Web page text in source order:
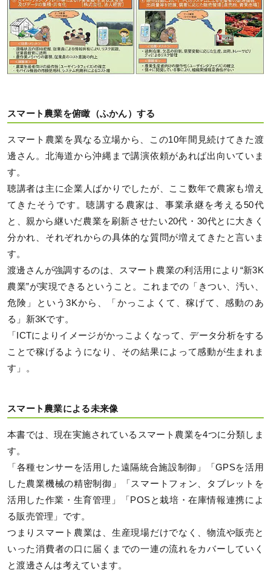
スマート農業を俯瞰（ふかん）する
スマート農業を異なる立場から、この10年間見続けてきた渡
邊さん。北海道から沖縄まで講演依頼があれば出向いていま
す。
聴講者は主に企業人ばかりでしたが、ここ数年で農家も増え
てきたそうです。聴講する農家は、事業承継を考える50代
と、親から継いだ農業を刷新させたい20代・30代とに大きく
分かれ、それぞれからの具体的な質問が増えてきたと言いま
す。
渡邊さんが強調するのは、スマート農業の利活用により“新3K
農業”が実現できるということ。これまでの「きつい、汚い、
危険」という3Kから、「かっこよくて、稼げて、感動のあ
る」新3Kです。
「ICTによりイメージがかっこよくなって、データ分析をする
ことで稼げるようになり、その結果によって感動が生まれま
す」。
スマート農業による未来像
本書では、現在実施されているスマート農業を4つに分類しま
す。
「各種センサーを活用した遠隔統合施設制御」「GPSを活用
した農業機械の精密制御」「スマートフォン、タブレットを
活用した作業・生育管理」「POSと栽培・在庫情報連携によ
る販売管理」です。
つまりスマート農業は、生産現場だけでなく、物流や販売と
いった消費者の口に届くまでの一連の流れをカバーしていく
と渡邊さんは考えています。